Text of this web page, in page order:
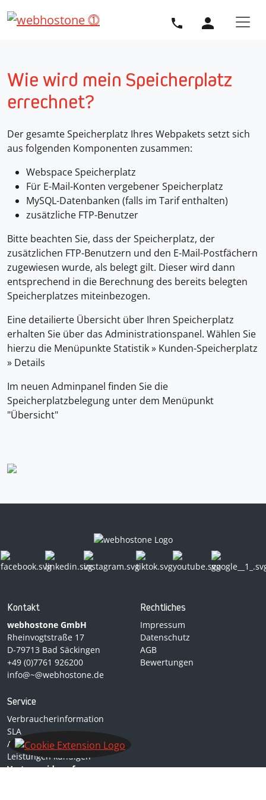
Wie wird mein Speicherplatz
errechnet?
Der gesamte Speicherplatz Ihres Webpakets setzt sich
aus folgenden Komponenten zusammen:
Webspace Speicherplatz
Für E-Mail-Konten vergebener Speicherplatz
MySQL-Datenbanken (falls im Tarif enthalten)
zusätzliche FTP-Benutzer
Bitte beachten Sie, dass der Speicherplatz, der
zusätzlichen FTP-Benutzern und den E-Mail-Postfächern
zugewiesen wurde, als belegt gilt. Dieser wird dann
entsprechend in die Berechnung des bereits belegten
Speicherplatzes miteinbezogen.
Eine detailierte Übersicht über Ihren Speicherplatz
erhalten Sie über das Administrationspanel. Wählen Sie
hierzu die Menüpunkte Statistik » Kunden-Speicherplatz
» Details
Im neuen Adminpanel finden Sie die
Speicherplatzbelegung unter dem Menüpunkt
"Übersicht"
Kontakt
webhostone GmbH
Rheinvogtstraße 17
D-79713 Bad Säckingen
+49 (0)7761 926200
info@~@webhostone.de
Rechtliches
Impressum
Datenschutz
AGB
Bewertungen
Service
Verbraucherinformation
SLA
AVV
Leistungen kündigen
Vertrag widerrufen